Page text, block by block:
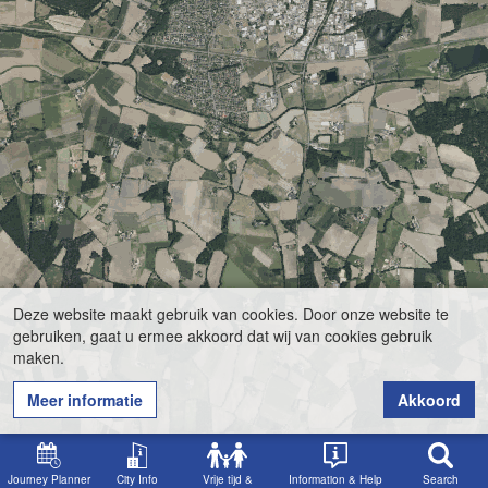
Journey Planner City Info
Vrije tijd &
Information & Help Search
Deze website maakt gebruik van cookies. Door onze website te
gebruiken, gaat u ermee akkoord dat wij van cookies gebruik
maken.
Meer informatie
Akkoord